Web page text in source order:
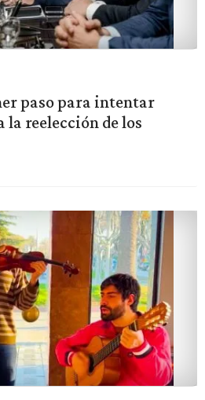
paso para intentar
reelección de los